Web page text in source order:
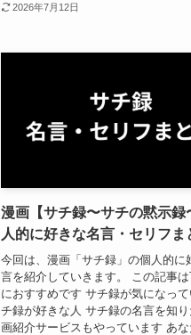
2026年7月12日
漫画【サチ録〜サチの黙示録
人的に好きな名言・セリフま
今回は、漫画「サチ録」の個人的に
言を紹介していきます。 この記事は
におすすめです サチ録が気になっ
チ録が好きな人 サチ録の名言を知
画紹介サービスもやっています あな